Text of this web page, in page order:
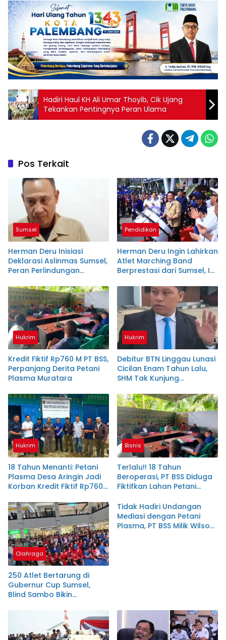
Hadiri Haul KH Ali Umar Thoyib, Cik Ujang
Tekankan Pentingnya Peran Ulama
Pos Terkait
Sumsel
Herman Deru Inisiasi
Deklarasi Aslinmas Sumsel,
Peran Perlindungan
Pendidikan
Herman Deru Ingin Lahirkan
Atlet Marching Band
Berprestasi dari Sumsel, Ini
Hukrim
Kredit Fiktif Rp760 M PT BSS,
Perpanjang Derita Petani
Plasma Muratara
Hukrim
Debitur BTN Linggau Lunasi
Cicilan Enam Tahun Lalu,
SHM Tak Kunjung
Hukrim
18 Tahun Menanti: Petani
Plasma Desa Aringin Jadi
Korban Kredit Fiktif Rp760
Bisnis
Terlalu!! 18 Tahun
Beroperasi, PT BSS Diduga
Fiktifkan Lahan Petani
Olahraga
250 Atlet Bertarung di
Gubernur Cup Sumsel,
Blind Sambo Bikin
Tidak Hadiri Undangan
Mediasi dengan Petani
Plasma, PT BSS Milik Wilson